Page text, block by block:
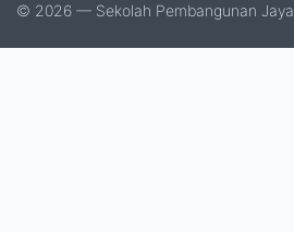
© 2026 — Sekolah Pembangunan Jaya